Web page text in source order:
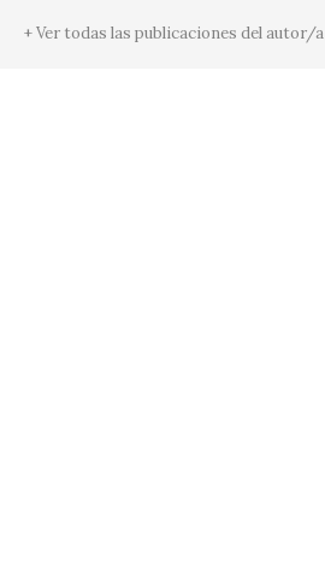
+ Ver todas las publicaciones del autor/a